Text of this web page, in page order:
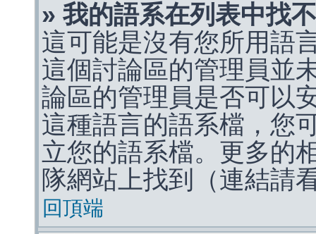
» 我的語系在列表中找
這可能是沒有您所用語
這個討論區的管理員並
論區的管理員是否可以
這種語言的語系檔，您
立您的語系檔。更多的
隊網站上找到（連結請
回頂端